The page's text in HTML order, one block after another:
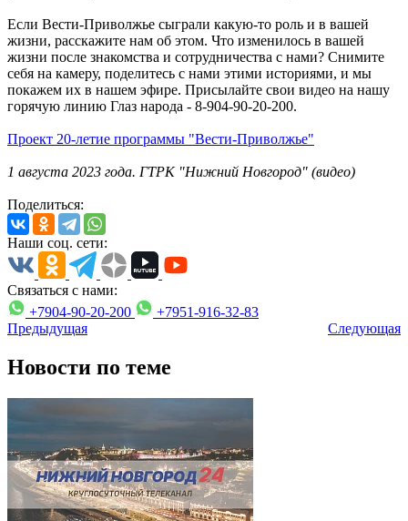
Если Вести-Приволжье сыграли какую-то роль и в вашей
жизни, расскажите нам об этом. Что изменилось в вашей
жизни после знакомства и сотрудничества с нами? Снимите
себя на камеру, поделитесь с нами этими историями, и мы
покажем их в нашем эфире. Присылайте свои видео на нашу
горячую линию Глаз народа - 8-904-90-20-200.
Проект 20-летие программы "Вести-Приволжье"
1 августа 2023 года. ГТРК "Нижний Новгород" (видео)
Поделиться:
Наши соц. сети:
Связаться с нами:
+7904-90-20-200
+7951-916-32-83
Предыдущая
Следующая
Новости по теме